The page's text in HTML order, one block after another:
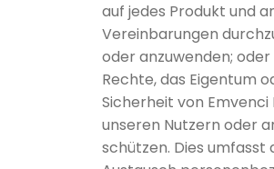
auf jedes Produkt und
Vereinbarungen
oder anzuwenden; oder
Rechte, das Eigentum
Sicherheit von Emvenci
unseren Nutzern oder
schützen. Dies umfasst